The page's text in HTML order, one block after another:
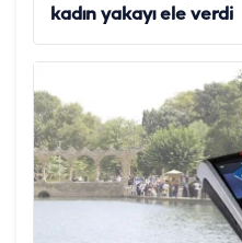
kadın yakayı ele verdi